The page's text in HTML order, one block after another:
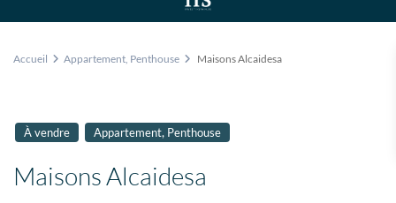
Accueil Appartement, Penthouse Maisons Alcaidesa
À vendre Appartement, Penthouse
Maisons Alcaidesa